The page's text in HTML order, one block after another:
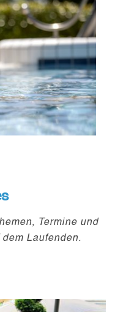
Termine und
Laufenden.